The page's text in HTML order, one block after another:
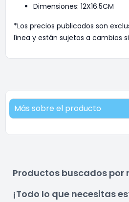
Dimensiones: 12X16.5CM
*Los precios publicados son
línea y están sujetos a cambios
Más sobre el producto
Productos buscados por
¡Todo lo que necesitas